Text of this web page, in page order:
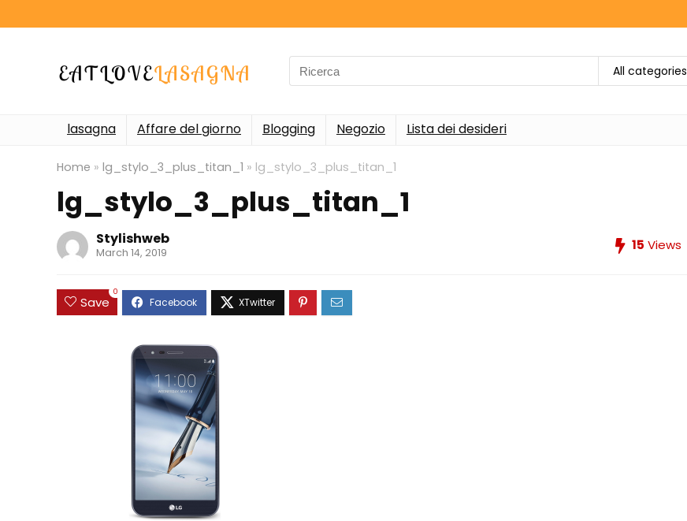
Search
for:
All categories
lasagna Affare del giorno Blogging Negozio Lista dei desideri
Home » lg_stylo_3_plus_titan_1 » lg_stylo_3_plus_titan_1
lg_stylo_3_plus_titan_1
Stylishweb
March 14, 2019 15 Views
Save
0